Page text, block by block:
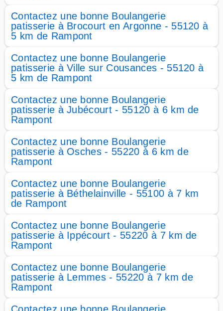
Contactez une bonne Boulangerie
patisserie à Brocourt en Argonne - 55120 à
5 km de Rampont
Contactez une bonne Boulangerie
patisserie à Ville sur Cousances - 55120 à
5 km de Rampont
Contactez une bonne Boulangerie
patisserie à Jubécourt - 55120 à 6 km de
Rampont
Contactez une bonne Boulangerie
patisserie à Osches - 55220 à 6 km de
Rampont
Contactez une bonne Boulangerie
patisserie à Béthelainville - 55100 à 7 km
de Rampont
Contactez une bonne Boulangerie
patisserie à Ippécourt - 55220 à 7 km de
Rampont
Contactez une bonne Boulangerie
patisserie à Lemmes - 55220 à 7 km de
Rampont